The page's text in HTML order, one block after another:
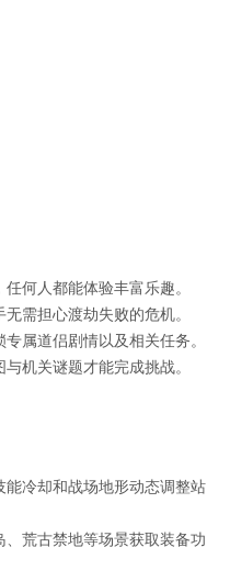
何人都能体验丰富乐趣。
需担心渡劫失败的危机。
属道侣剧情以及相关任务。
机关谜题才能完成挑战。
冷却和战场地形动态调整站
荒古禁地等场景获取装备功